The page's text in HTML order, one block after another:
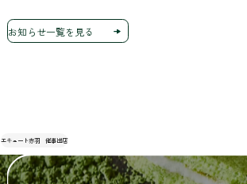
お知らせ一覧を見る
エキュート赤羽 催事出店